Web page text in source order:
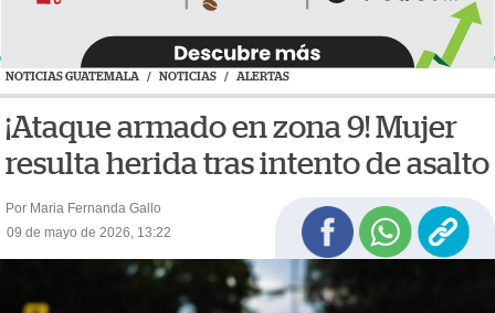
NOTICIAS GUATEMALA / NOTICIAS / ALERTAS
¡Ataque armado en zona 9! Mujer
resulta herida tras intento de asalto
Por Maria Fernanda Gallo
09 de mayo de 2026, 13:22